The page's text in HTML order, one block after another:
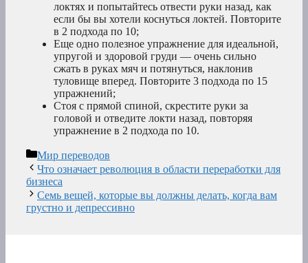
локтях и попытайтесь отвести руки назад, как
если бы вы хотели коснуться локтей. Повторите
в 2 подхода по 10;
Еще одно полезное упражнение для идеальной,
упругой и здоровой груди — очень сильно
сжать в руках мяч и потянуться, наклонив
туловище вперед. Повторите 3 подхода по 15
упражнений;
Стоя с прямой спиной, скрестите руки за
головой и отведите локти назад, повторяя
упражнение в 2 подхода по 10.
Рубрики
Мир переводов
Что означает революция в области переработки для
бизнеса
Семь вещей, которые вы должны делать, когда вам
грустно и депрессивно